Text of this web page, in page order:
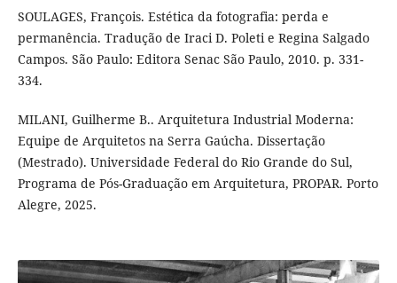
SOULAGES, François. Estética da fotografia: perda e
permanência. Tradução de Iraci D. Poleti e Regina Salgado
Campos. São Paulo: Editora Senac São Paulo, 2010. p. 331-
334.
MILANI, Guilherme B.. Arquitetura Industrial Moderna:
Equipe de Arquitetos na Serra Gaúcha. Dissertação
(Mestrado). Universidade Federal do Rio Grande do Sul,
Programa de Pós-Graduação em Arquitetura, PROPAR. Porto
Alegre, 2025.